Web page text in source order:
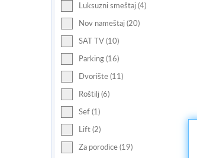
Luksuzni smeštaj (4)
Nov nameštaj (20)
SAT TV (10)
Parking (16)
Dvorište (11)
Roštilj (6)
Sef (1)
Lift (2)
Za porodice (19)